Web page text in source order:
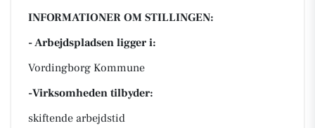
INFORMATIONER OM STILLINGEN:
- Arbejdspladsen ligger i:
Vordingborg Kommune
-Virksomheden tilbyder:
skiftende arbejdstid